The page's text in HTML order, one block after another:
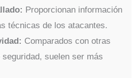
Proporcionan información
técnicas de los atacantes.
Comparados con otras
suelen ser más